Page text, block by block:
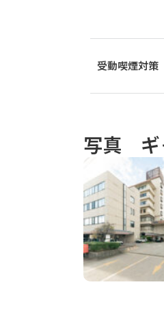
受動喫煙対策
写真 ギ